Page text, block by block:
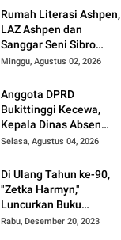
UFDK
Rumah Literasi Ashpen,
LAZ Ashpen dan
Sanggar Seni Sibro
Hadirkan Bimbel
Anak-anak
Minggu, Agustus 02, 2026
Anggota DPRD
Bukittinggi Kecewa,
Kepala Dinas Absen
pada Reses Masa
2025/ 2026.
Selasa, Agustus 04, 2026
Di Ulang Tahun ke-90,
"Zetka Harmyn,"
Luncurkan Buku
Biografi, Jejak Langkah
Rabu, Desember 20, 2023